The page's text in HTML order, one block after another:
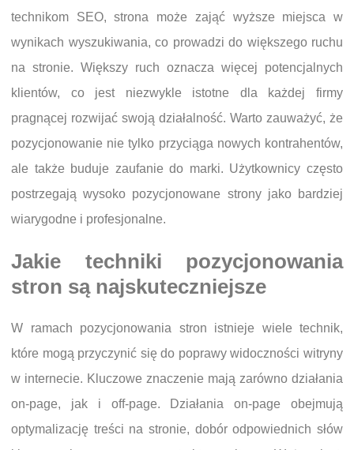
technikom SEO, strona może zająć wyższe miejsca w
wynikach wyszukiwania, co prowadzi do większego ruchu
na stronie. Większy ruch oznacza więcej potencjalnych
klientów, co jest niezwykle istotne dla każdej firmy
pragnącej rozwijać swoją działalność. Warto zauważyć, że
pozycjonowanie nie tylko przyciąga nowych kontrahentów,
ale także buduje zaufanie do marki. Użytkownicy często
postrzegają wysoko pozycjonowane strony jako bardziej
wiarygodne i profesjonalne.
Jakie techniki pozycjonowania
stron są najskuteczniejsze
W ramach pozycjonowania stron istnieje wiele technik,
które mogą przyczynić się do poprawy widoczności witryny
w internecie. Kluczowe znaczenie mają zarówno działania
on-page, jak i off-page. Działania on-page obejmują
optymalizację treści na stronie, dobór odpowiednich słów